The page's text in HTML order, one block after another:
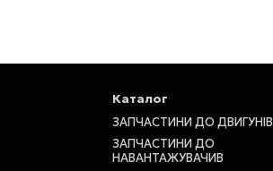
Каталог
ЗАПЧАСТИНИ ДО ДВИГУНІВ
ЗАПЧАСТИНИ ДО
НАВАНТАЖУВАЧИВ